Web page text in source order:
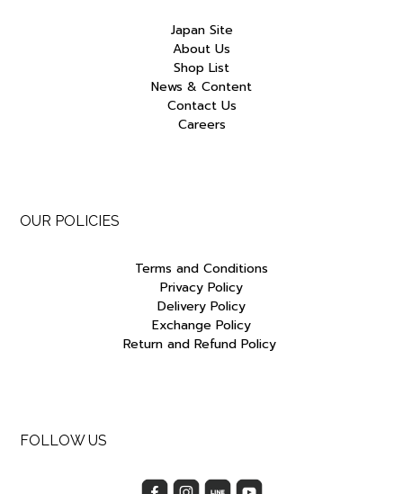
Japan Site
About Us
Shop List
News & Content
Contact Us
Careers
OUR POLICIES
Terms and Conditions
Privacy Policy
Delivery Policy
Exchange Policy
Return and Refund Policy
FOLLOW US